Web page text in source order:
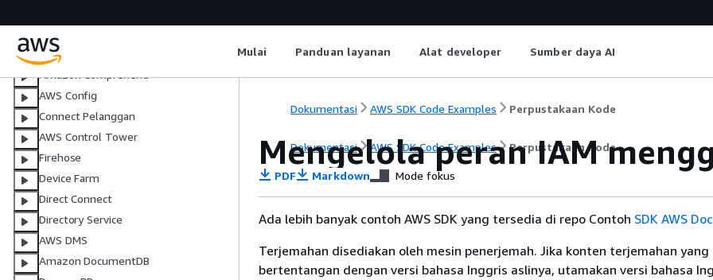
Mulai Panduan layanan Alat developer Sumber daya AI
Amazon Cognito Sync
Amazon Comprehend
AWS Config
Connect Pelanggan
AWS Control Tower
Firehose
Device Farm
Direct Connect
Directory Service
AWS DMS
Amazon DocumentDB
Dokumentasi AWS SDK Code Examples Perpustakaan Kode
Dokumentasi AWS SDK Code Examples Perpustakaan Kode
Mengelola peran IAM
PDF Markdown Mode fokus
Ada lebih banyak contoh AWS SDK yang tersedia di repo Contoh SDK AWS Doc
Terjemahan disediakan oleh mesin penerjemah. Jika konten terjemahan yang
bertentangan dengan versi bahasa Inggris aslinya, utamakan versi bahasa